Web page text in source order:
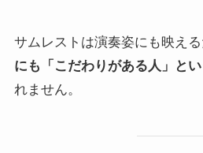
サムレストは演奏姿にも映える
にも「こだわりがある人」と
れません。